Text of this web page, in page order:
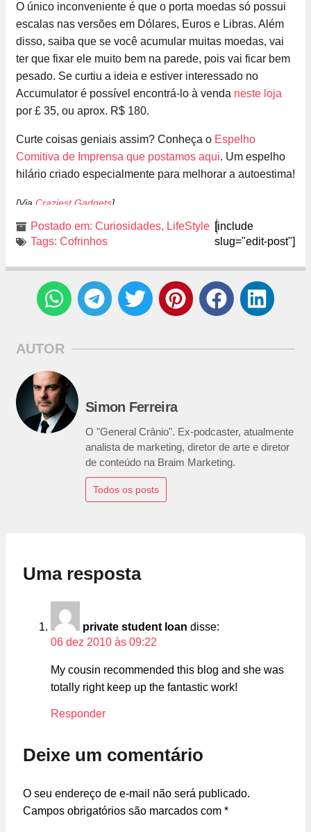
O único inconveniente é que o porta moedas só possui
escalas nas versões em Dólares, Euros e Libras. Além
disso, saiba que se você acumular muitas moedas, vai
ter que fixar ele muito bem na parede, pois vai ficar bem
pesado. Se curtiu a ideia e estiver interessado no
Accumulator é possível encontrá-lo à venda neste loja
por £ 35, ou aprox. R$ 180.
Curte coisas geniais assim? Conheça o Espelho
Comitiva de Imprensa que postamos aqui. Um espelho
hilário criado especialmente para melhorar a autoestima!
[Via Craziest Gadgets]
Postado em: Curiosidades, LifeStyle
Tags: Cofrinhos
[include
slug="edit-post"]
AUTOR
Simon Ferreira
O "General Crânio". Ex-podcaster, atualmente
analista de marketing, diretor de arte e diretor
de conteúdo na Braim Marketing.
Todos os posts
Uma resposta
private student loan disse:
06 dez 2010 às 09:22
My cousin recommended this blog and she was
totally right keep up the fantastic work!
Responder
Deixe um comentário
O seu endereço de e-mail não será publicado.
Campos obrigatórios são marcados com *